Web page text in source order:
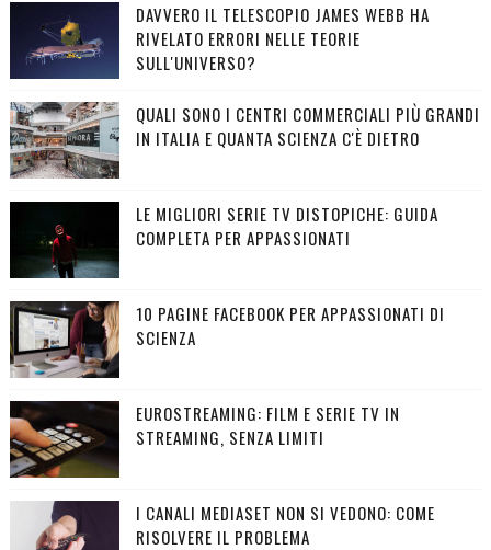
DAVVERO IL TELESCOPIO JAMES WEBB HA
RIVELATO ERRORI NELLE TEORIE
SULL'UNIVERSO?
QUALI SONO I CENTRI COMMERCIALI PIÙ GRANDI
IN ITALIA E QUANTA SCIENZA C'È DIETRO
LE MIGLIORI SERIE TV DISTOPICHE: GUIDA
COMPLETA PER APPASSIONATI
10 PAGINE FACEBOOK PER APPASSIONATI DI
SCIENZA
EUROSTREAMING: FILM E SERIE TV IN
STREAMING, SENZA LIMITI
I CANALI MEDIASET NON SI VEDONO: COME
RISOLVERE IL PROBLEMA